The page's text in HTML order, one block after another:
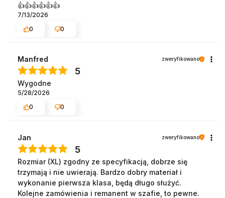
👍️👍️👍️👍️👍️👍️
7/13/2026
0
0
Manfred zweryfikowano
5
Wygodne
5/28/2026
0
0
Jan zweryfikowano
5
Rozmiar (XL) zgodny ze specyfikacją, dobrze się
trzymają i nie uwierają. Bardzo dobry materiał i
wykonanie pierwsza klasa, będą długo służyć.
Kolejne zamówienia i remanent w szafie, to pewne.